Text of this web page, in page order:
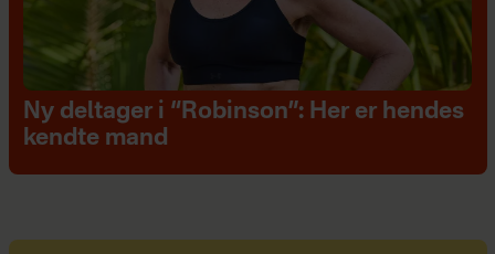
Ny deltager i “Robinson”: Her er hendes
kendte mand